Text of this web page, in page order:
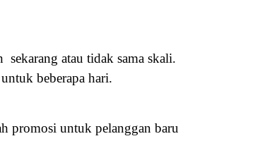
atau tidak sama skali.
beberapa hari.
promosi untuk pelanggan baru